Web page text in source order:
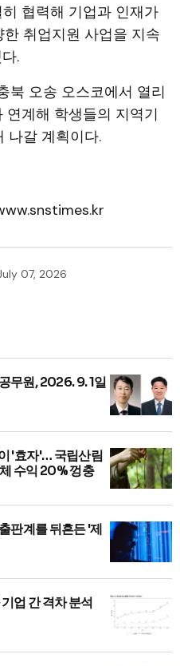
협력해 기업과 인재가
취업지원 사업을 지속
.
북 오송 오스코에서 열리
연계해 학생들의 지역기
나갈 계획이다.
07, 2026
무원, 2026. 9. 1일
'효자'… 국립산림
수익 20% 껑충
판계를 뒤흔든 '제
업 간 격차 분석